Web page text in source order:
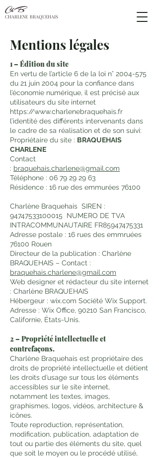
ChB
CHARLENE BRAQUEHAIS
Mentions légales
1 – Édition du site
En vertu de l’article 6 de la loi n° 2004-575
du 21 juin 2004 pour la confiance dans
l’économie numérique, il est précisé aux
utilisateurs du site internet
https://www.charlenebraquehais.fr
l’identité des différents intervenants dans
le cadre de sa réalisation et de son suivi:
Propriétaire du site : BRAQUEHAIS
CHARLENE
Contact
: braquehais.charlene@gmail.com
Téléphone : 06 79 29 29 63
Résidence : 16 rue des emmurées 76100
Charlène Braquehais SIREN :
94747533100015 NUMERO DE TVA
INTRACOMMUNAUTAIRE FR85947475331
Adresse postale : 16 rues des emmruées
76100 Rouen
Directeur de la publication : Charlène
BRAQUEHAIS – Contact :
braquehais.charlene@gmail.com
Web designer et rédacteur du site internet
: Charlène BRAQUEHAIS
Hébergeur : wix.com Société Wix Support.
Adresse : Wix Office, 90210 San Francisco,
Californie, États-Unis.
2 – Propriété intellectuelle et
contrefaçons.
Charlène Braquehais est propriétaire des
droits de propriété intellectuelle et détient
les droits d’usage sur tous les éléments
accessibles sur le site internet,
notamment les textes, images,
graphismes, logos, vidéos, architecture &
icônes.
Toute reproduction, représentation,
modification, publication, adaptation de
tout ou partie des éléments du site, quel
que soit le moyen ou le procédé utilisé,